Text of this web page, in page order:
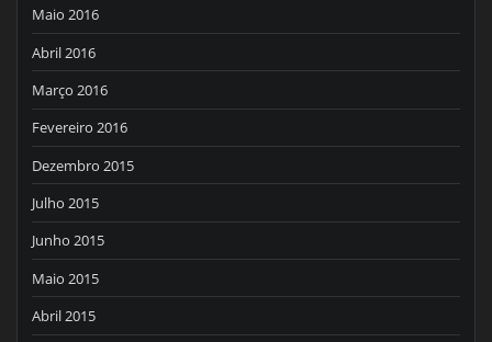
Maio 2016
Abril 2016
Março 2016
Fevereiro 2016
Dezembro 2015
Julho 2015
Junho 2015
Maio 2015
Abril 2015